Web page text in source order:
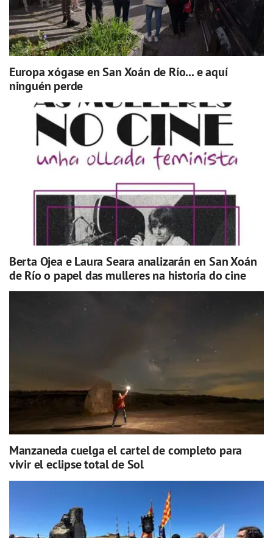
Europa xógase en San Xoán de Río... e aquí
ninguén perde
Berta Ojea e Laura Seara analizarán en San Xoán
de Río o papel das mulleres na historia do cine
Manzaneda cuelga el cartel de completo para
vivir el eclipse total de Sol